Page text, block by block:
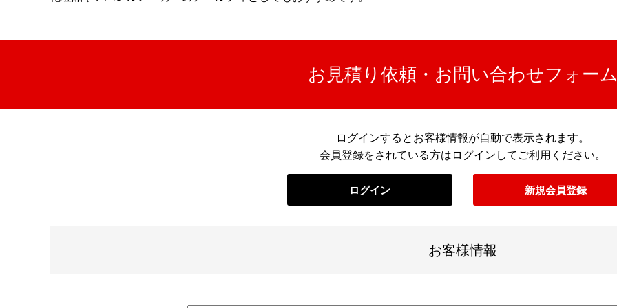
お見積り依頼・お問い合わせフォー
ログインするとお客様情報が自動で表示されます。
会員登録をされている方はログインしてご利用ください。
ログイン 新規会員登録
お客様情報